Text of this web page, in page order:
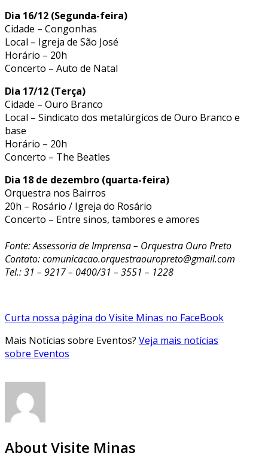
Dia 16/12 (Segunda-feira)
Cidade – Congonhas
Local – Igreja de São José
Horário – 20h
Concerto – Auto de Natal
Dia 17/12 (Terça)
Cidade – Ouro Branco
Local – Sindicato dos metalúrgicos de Ouro Branco e
base
Horário – 20h
Concerto – The Beatles
Dia 18 de dezembro (quarta-feira)
Orquestra nos Bairros
20h – Rosário / Igreja do Rosário
Concerto – Entre sinos, tambores e amores
Fonte: Assessoria de Imprensa – Orquestra Ouro Preto
Contato: comunicacao.orquestraouropreto@gmail.com
Tel.: 31 – 9217 – 0400/31 – 3551 – 1228
Curta nossa página do Visite Minas no FaceBook
Mais Notícias sobre Eventos? Veja mais notícias
sobre Eventos
About Visite Minas